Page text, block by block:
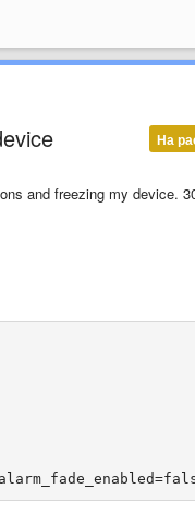
На
and freezing my device.